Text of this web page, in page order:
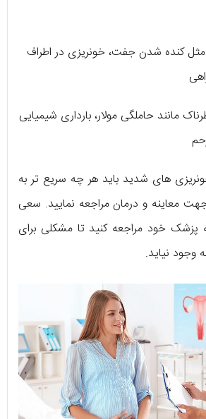
کنده شدن جفت، خونریزی در اطراف
مانند حاملگی مولار، بارداری شیمیایی
های شدید باید هر چه سریع تر به
معاینه و درمان مراجعه نمایید. سعی
پزشک خود مراجعه کنید تا مشکلی برای
وجود نیاید.